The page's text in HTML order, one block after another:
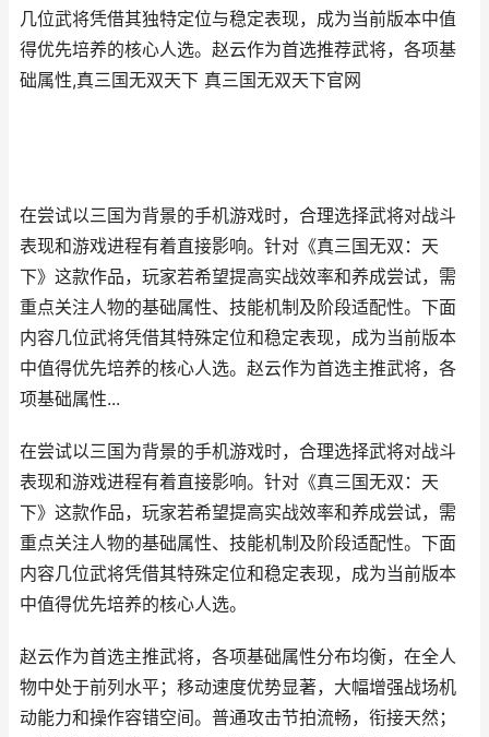
几位武将凭借其独特定位与稳定表现，成为当前版本中值
得优先培养的核心人选。赵云作为首选推荐武将，各项基
础属性,真三国无双天下 真三国无双天下官网
在尝试以三国为背景的手机游戏时，合理选择武将对战斗
表现和游戏进程有着直接影响。针对《真三国无双：天
下》这款作品，玩家若希望提高实战效率和养成尝试，需
重点关注人物的基础属性、技能机制及阶段适配性。下面
内容几位武将凭借其特殊定位和稳定表现，成为当前版本
中值得优先培养的核心人选。赵云作为首选主推武将，各
项基础属性...
在尝试以三国为背景的手机游戏时，合理选择武将对战斗
表现和游戏进程有着直接影响。针对《真三国无双：天
下》这款作品，玩家若希望提高实战效率和养成尝试，需
重点关注人物的基础属性、技能机制及阶段适配性。下面
内容几位武将凭借其特殊定位和稳定表现，成为当前版本
中值得优先培养的核心人选。
赵云作为首选主推武将，各项基础属性分布均衡，在全人
物中处于前列水平；移动速度优势显著，大幅增强战场机
动能力和操作容错空间。普通攻击节拍流畅，衔接天然；